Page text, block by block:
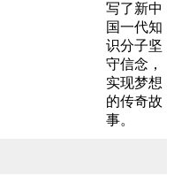
写了新中
国一代知
识分子坚
守信念，
实现梦想
的传奇故
事。